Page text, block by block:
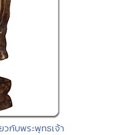
กับพระพุทธเจ้า